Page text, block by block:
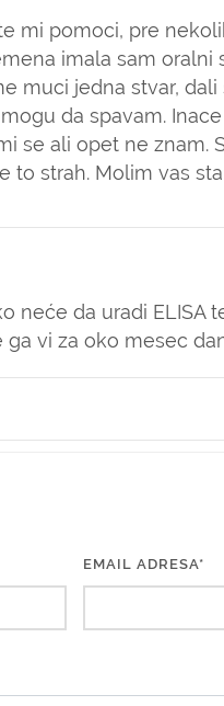
mi pomoci, pre
imala sam oralni
muci jedna stvar, dali
da spavam.
se ali opet ne znam.
to strah. Molim vas
neće da uradi ELISA
vi za oko mesec
EMAIL ADRESA*